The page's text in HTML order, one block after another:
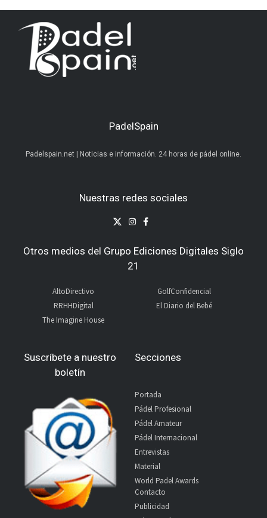
PadelSpain
Padelspain.net | Noticias e información. 24 horas de pádel online.
Nuestras redes sociales
Otros medios del Grupo Ediciones Digitales Siglo
21
AltoDirectivo
RRHHDigital
The Imagine House
GolfConfidencial
El Diario del Bebé
Suscríbete a nuestro
boletín
Secciones
Portada
Pádel Profesional
Pádel Amateur
Pádel Internacional
Entrevistas
Material
World Padel Awards
Contacto
Publicidad